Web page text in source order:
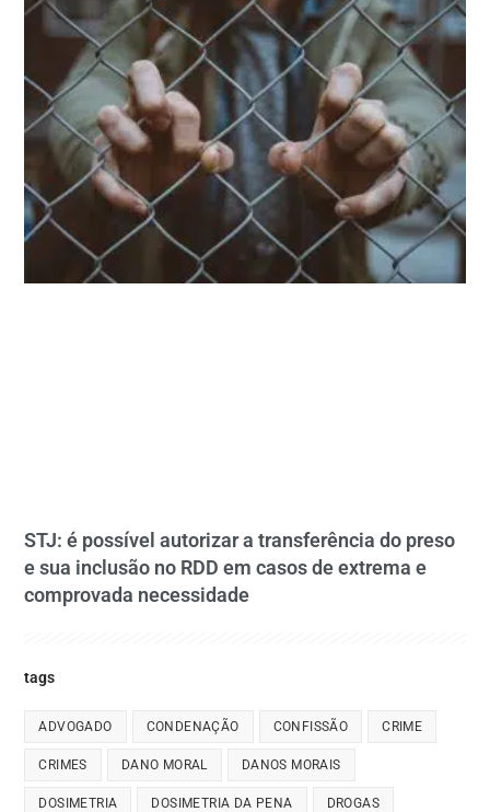
STJ: é possível autorizar a transferência do preso
e sua inclusão no RDD em casos de extrema e
comprovada necessidade
tags
ADVOGADO CONDENAÇÃO CONFISSÃO CRIME
CRIMES DANO MORAL DANOS MORAIS
DOSIMETRIA DOSIMETRIA DA PENA DROGAS